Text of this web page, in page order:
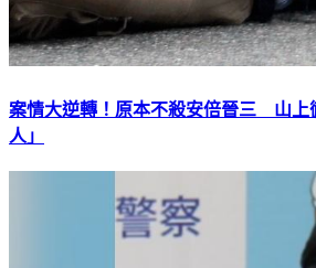
案情大逆轉！原本不殺安倍晉三 山上
人」